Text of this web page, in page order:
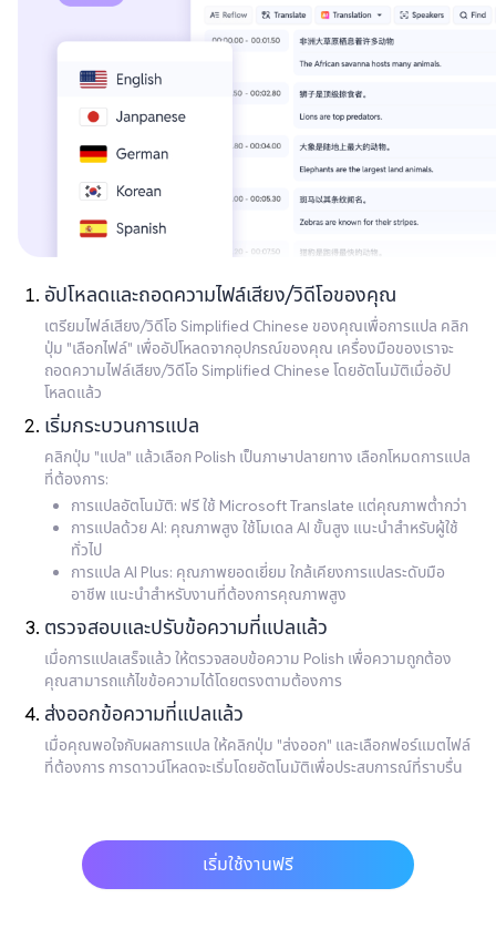
อัปโหลดและถอดความไฟล์เสียง/วิดีโอของคุณ
เตรียมไฟล์เสียง/วิดีโอ Simplified Chinese ของคุณเพื่อการแปล คลิก
ปุ่ม "เลือกไฟล์" เพื่ออัปโหลดจากอุปกรณ์ของคุณ เครื่องมือของเราจะ
ถอดความไฟล์เสียง/วิดีโอ Simplified Chinese โดยอัตโนมัติเมื่ออัป
โหลดแล้ว
เริ่มกระบวนการแปล
คลิกปุ่ม "แปล" แล้วเลือก Polish เป็นภาษาปลายทาง เลือกโหมดการแปล
ที่ต้องการ:
การแปลอัตโนมัติ: ฟรี ใช้ Microsoft Translate แต่คุณภาพต่ำกว่า
การแปลด้วย AI: คุณภาพสูง ใช้โมเดล AI ขั้นสูง แนะนำสำหรับผู้ใช้
ทั่วไป
การแปล AI Plus: คุณภาพยอดเยี่ยม ใกล้เคียงการแปลระดับมือ
อาชีพ แนะนำสำหรับงานที่ต้องการคุณภาพสูง
ตรวจสอบและปรับข้อความที่แปลแล้ว
เมื่อการแปลเสร็จแล้ว ให้ตรวจสอบข้อความ Polish เพื่อความถูกต้อง
คุณสามารถแก้ไขข้อความได้โดยตรงตามต้องการ
ส่งออกข้อความที่แปลแล้ว
เมื่อคุณพอใจกับผลการแปล ให้คลิกปุ่ม "ส่งออก" และเลือกฟอร์แมตไฟล์
ที่ต้องการ การดาวน์โหลดจะเริ่มโดยอัตโนมัติเพื่อประสบการณ์ที่ราบรื่น
เริ่มใช้งานฟรี